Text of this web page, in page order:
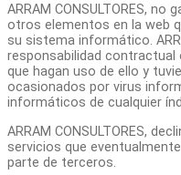
ARRAM CONSULTORES,
otros elementos en la web
su sistema informático.
responsabilidad
que hagan uso de ello y
ocasionados por virus
informáticos de cualquier
ARRAM CONSULTORES,
servicios que
parte de terceros.